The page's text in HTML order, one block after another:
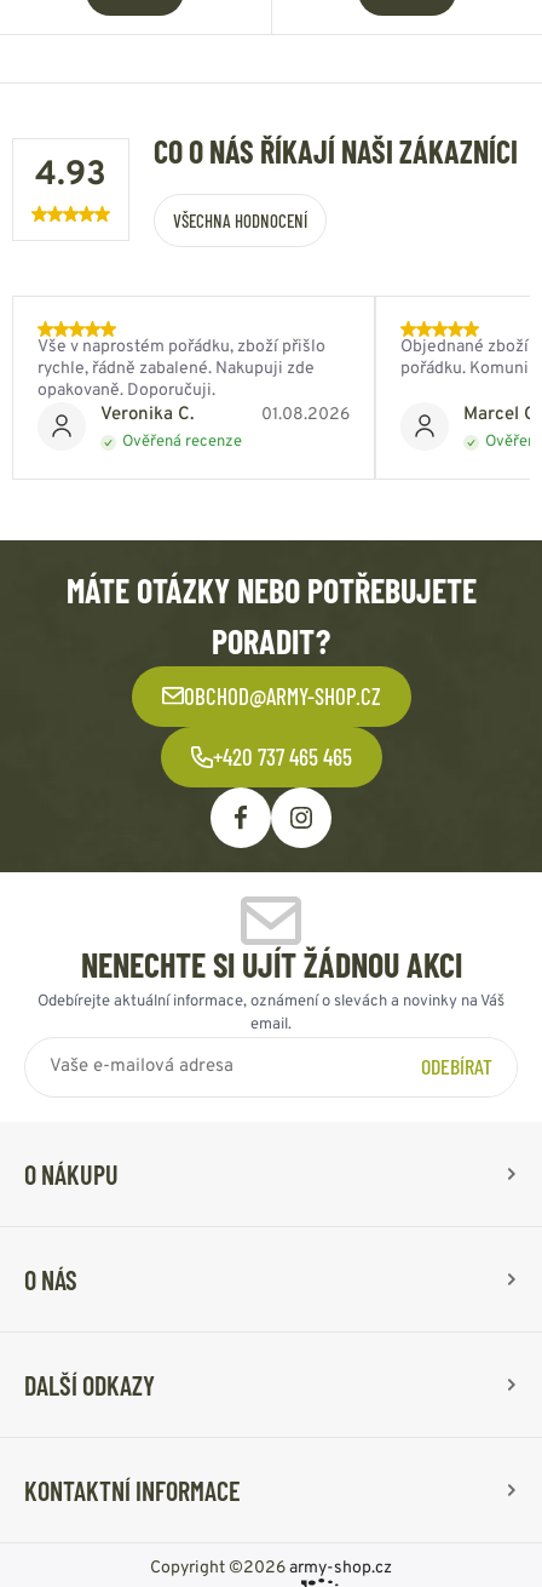
4.93
CO O NÁS ŘÍKAJÍ NAŠI ZÁKAZNÍCI
VŠECHNA HODNOCENÍ
Veronika C. 01.08.2026
Ověřená recenze
Vše v naprostém pořádku, zboží přišlo
rychle, řádně zabalené. Nakupuji zde
opakovaně. Doporučuji.
Marcel
Objednané zboží
pořádku.
MÁTE OTÁZKY NEBO POTŘEBUJETE
PORADIT?
OBCHOD@ARMY-SHOP.CZ
+420 737 465 465
NENECHTE SI UJÍT ŽÁDNOU AKCI
Odebírejte aktuální informace, oznámení o slevách a novinky na Váš
email.
ODEBÍRAT
O NÁKUPU
O NÁS
DALŠÍ ODKAZY
KONTAKTNÍ INFORMACE
Copyright ©2026army-shop.cz